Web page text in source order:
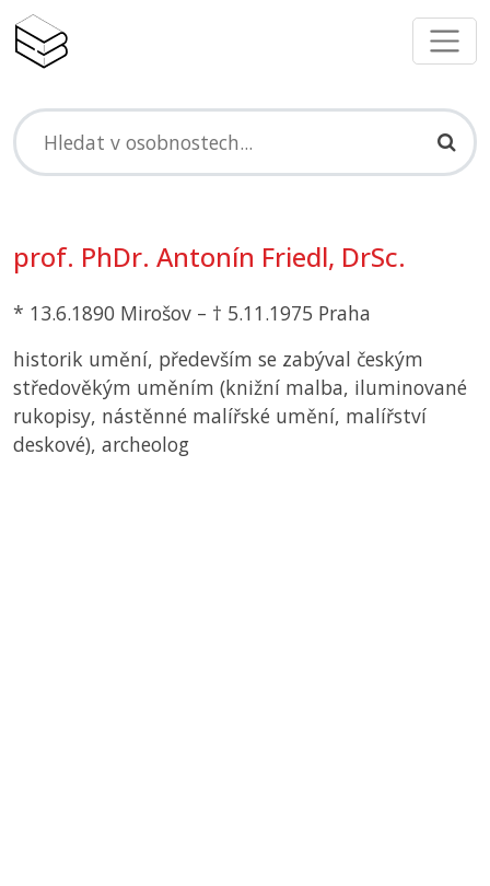
prof. PhDr. Antonín Friedl, DrSc.
* 13.6.1890 Mirošov – † 5.11.1975 Praha
historik umění, především se zabýval českým
středověkým uměním (knižní malba, iluminované
rukopisy, nástěnné malířské umění, malířství
deskové), archeolog